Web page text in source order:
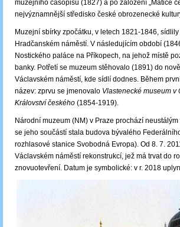
muzejního časopisu (1827) a po založení „Matice
nejvýznamnější středisko české obrozenecké
Muzejní sbírky zpočátku, v letech 1821-1846,
Hradčanském náměstí. V následujícím období
Nostického paláce na Příkopech, na jehož místě
banky. Potřetí se muzeum stěhovalo (1891) do
Václavském náměstí, kde sídlí dodnes. Během
název: zprvu se jmenovalo Vlastenecké museum v
Království českého (1854-1919).
Národní muzeum (NM) v Praze prochází
se jeho součástí stala budova bývalého
rozhlasové stanice Svobodná Evropa). Od 8. 7.
Václavském náměstí rekonstrukcí, jež má trvat do
znovuotevření. Datum je symbolické: v r. 2018